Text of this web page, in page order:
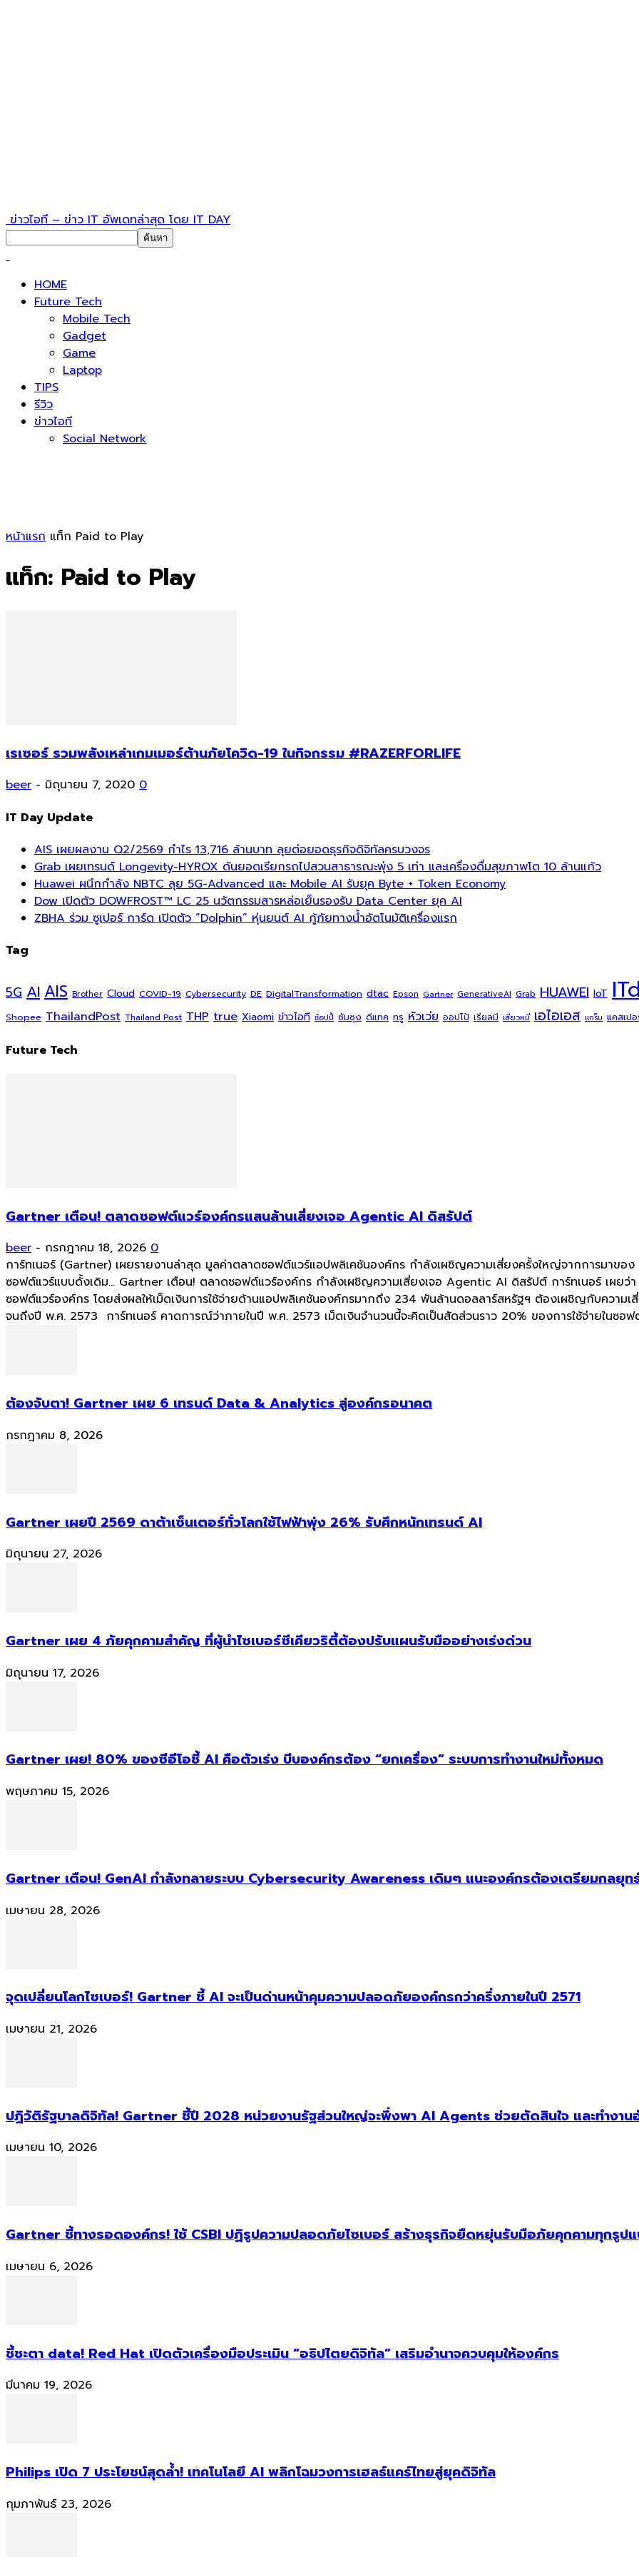
ข่าวไอที – ข่าว IT อัพเดทล่าสุด โดย IT DAY
HOME
Future Tech
Mobile Tech
Gadget
Game
Laptop
TIPS
รีวิว
ข่าวไอที
Social Network
หน้าแรก แท็ก Paid to Play
แท็ก: Paid to Play
เรเซอร์ รวมพลังเหล่าเกมเมอร์ต้านภัยโควิด-19 ในกิจกรรม #RAZERFORLIFE
beer - มิถุนายน 7, 2020 0
IT Day Update
AIS เผยผลงาน Q2/2569 กำไร 13,716 ล้านบาท ลุยต่อยอดธุรกิจดิจิทัลครบวงจร
Grab เผยเทรนด์ Longevity-HYROX ดันยอดเรียกรถไปสวนสาธารณะพุ่ง 5 เท่า และเครื่องดื่มสุขภาพโต 10 ล้านแก้ว
Huawei ผนึกกำลัง NBTC ลุย 5G-Advanced และ Mobile AI รับยุค Byte + Token Economy
Dow เปิดตัว DOWFROST™ LC 25 นวัตกรรมสารหล่อเย็นรองรับ Data Center ยุค AI
ZBHA ร่วม ซูเปอร์ การ์ด เปิดตัว “Dolphin” หุ่นยนต์ AI กู้ภัยทางน้ำอัตโนมัติเครื่องแรก
Tag
5G AI AIS Brother Cloud COVID-19 Cybersecurity DE DigitalTransformation dtac Epson Gartner GenerativeAI Grab HUAWEI IoT
Shopee ThailandPost Thailand Post THP true Xiaomi ข่าวไอที ช้อปปี้ ซัมซุง ดีแทค ทรู หัวเว่ย ออปโป้ เรียลมี เสียวหมี่ เอไอเอส แกร็บ แคสเป
Future Tech
Gartner เตือน! ตลาดซอฟต์แวร์องค์กรแสนล้านเสี่ยงเจอ Agentic AI ดิสรัปต์
beer - กรกฎาคม 18, 2026 0
การ์ทเนอร์ (Gartner) เผยรายงานล่าสุด มูลค่าตลาดซอฟต์แวร์แอปพลิเคชันองค์กร กำลังเผชิญความเสี่ยงครั้งใหญ่จากการมาขอ
ซอฟต์แวร์แบบดั้งเดิม... Gartner เตือน! ตลาดซอฟต์แวร์องค์กร กำลังเผชิญความเสี่ยงเจอ Agentic AI ดิสรัปต์ การ์ทเนอร์ เผยว่
ซอฟต์แวร์องค์กร โดยส่งผลให้เม็ดเงินการใช้จ่ายด้านแอปพลิเคชันองค์กรมากถึง 234 พันล้านดอลลาร์สหรัฐฯ ต้องเผชิญกับความเ
จนถึงปี พ.ศ. 2573 การ์ทเนอร์ คาดการณ์ว่าภายในปี พ.ศ. 2573 เม็ดเงินจำนวนนี้จะคิดเป็นสัดส่วนราว 20% ของการใช้จ่ายในซอฟ
ต้องจับตา! Gartner เผย 6 เทรนด์ Data & Analytics สู่องค์กรอนาคต
กรกฎาคม 8, 2026
Gartner เผยปี 2569 ดาต้าเซ็นเตอร์ทั่วโลกใช้ไฟฟ้าพุ่ง 26% รับศึกหนักเทรนด์ AI
มิถุนายน 27, 2026
Gartner เผย 4 ภัยคุกคามสำคัญ ที่ผู้นำไซเบอร์ซีเคียวริตี้ต้องปรับแผนรับมืออย่างเร่งด่วน
มิถุนายน 17, 2026
Gartner เผย! 80% ของซีอีโอชี้ AI คือตัวเร่ง บีบองค์กรต้อง “ยกเครื่อง” ระบบการทำงานใหม่ทั้งหมด
พฤษภาคม 15, 2026
Gartner เตือน! GenAI กำลังทลายระบบ Cybersecurity Awareness เดิมๆ แนะองค์กรต้องเตรียมกลยุท
เมษายน 28, 2026
จุดเปลี่ยนโลกไซเบอร์! Gartner ชี้ AI จะเป็นด่านหน้าคุมความปลอดภัยองค์กรกว่าครึ่งภายในปี 2571
เมษายน 21, 2026
ปฏิวัติรัฐบาลดิจิทัล! Gartner ชี้ปี 2028 หน่วยงานรัฐส่วนใหญ่จะพึ่งพา AI Agents ช่วยตัดสินใจ และทำงาน
เมษายน 10, 2026
Gartner ชี้ทางรอดองค์กร! ใช้ CSBI ปฏิรูปความปลอดภัยไซเบอร์ สร้างธุรกิจยืดหยุ่นรับมือภัยคุกคามทุกรูป
เมษายน 6, 2026
ชี้ชะตา data! Red Hat เปิดตัวเครื่องมือประเมิน “อธิปไตยดิจิทัล” เสริมอำนาจควบคุมให้องค์กร
มีนาคม 19, 2026
Philips เปิด 7 ประโยชน์สุดล้ำ! เทคโนโลยี AI พลิกโฉมวงการเฮลธ์แคร์ไทยสู่ยุคดิจิทัล
กุมภาพันธ์ 23, 2026